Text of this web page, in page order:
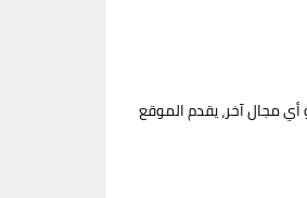
مجال آخر، يقدم الموقع